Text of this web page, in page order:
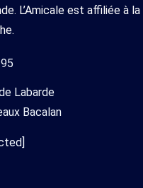
L’Amicale est affiliée à la
Labarde
Bacalan